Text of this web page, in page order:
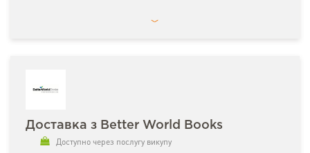
Доставка з Better World Books
Доступно через послугу викупу